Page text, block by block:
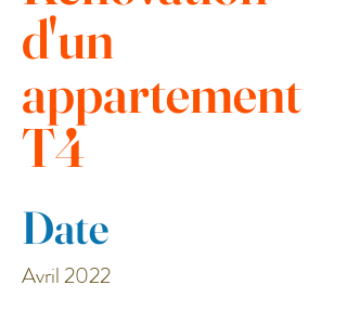
d'un
appartement
T4
Date
Avril 2022